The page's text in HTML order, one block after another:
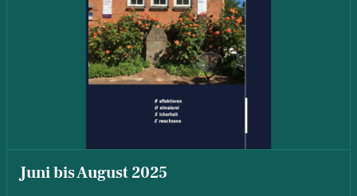
Juni bis August 2025